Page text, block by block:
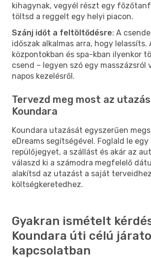
kihagynak, vegyél részt egy
töltsd a reggelt egy helyi piacon.
Szánj időt a feltöltődésre: A
időszak alkalmas arra, hogy lelassíts.
központokban és spa-kban ilyenkor
csend – legyen szó egy masszázsról
napos kezelésről.
Tervezd meg most az
Koundara
Koundara utazását egyszerűen
eDreams segítségével. Foglald le egy
repülőjegyet, a szállást és akár az
válaszd ki a számodra megfelelő
alakítsd az utazást a saját
költségkeretedhez.
Gyakran ismételt
Koundara úti célú
kapcsolatban